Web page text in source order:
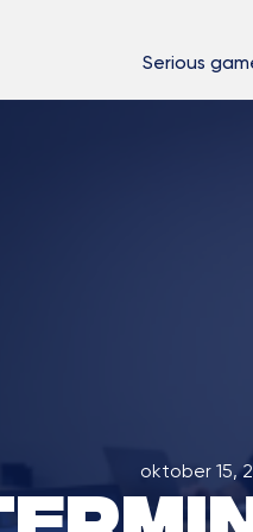
Serious
oktober 15,